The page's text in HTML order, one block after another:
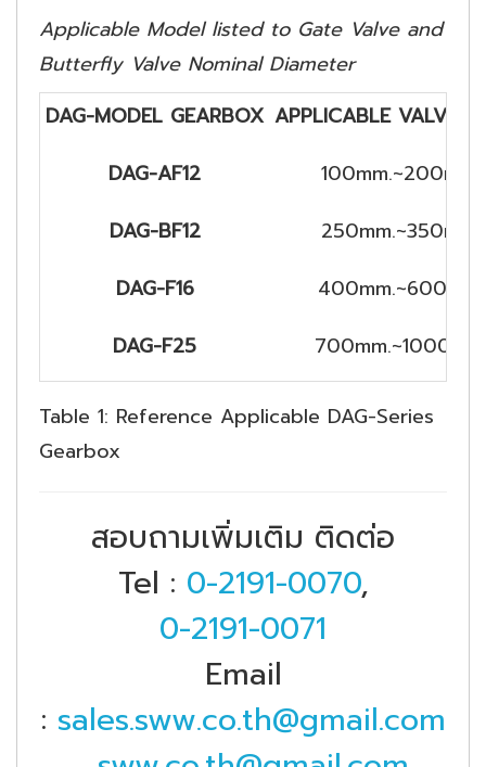
Applicable Model listed to Gate Valve and
Butterfly Valve Nominal Diameter
DAG-MODEL GEARBOX APPLICABLE VALVES
DAG-AF12
100mm.~200mm.
DAG-BF12
250mm.~350mm.
DAG-F16
400mm.~600mm.
DAG-F25
Table 1: Reference Applicable DAG-Series
Gearbox
สอบถามเพิ่มเติม ติดต่อ
Tel : 0-2191-0070,
0-2191-0071
Email
: sales.sww.co.th@gmail.com